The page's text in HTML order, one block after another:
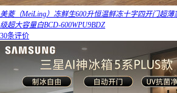
美菱（MeiLing）冻鲜生600升恒温鲜冻十字四开门超
级超大容量白BCD-600WPU9BDZ
30条评价